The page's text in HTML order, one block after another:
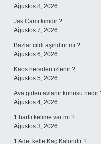
Ağustos 8, 2026
Jak Cami kimdir ?
Ağustos 7, 2026
Bazlar cildi aşındırır mı ?
Ağustos 6, 2026
Kaos nereden izlenir ?
Ağustos 5, 2026
Ava giden avlanır konusu nedir
Ağustos 4, 2026
1 harfli kelime var mı ?
Ağustos 3, 2026
1 Adet kelle Kaç Kaloridir ?